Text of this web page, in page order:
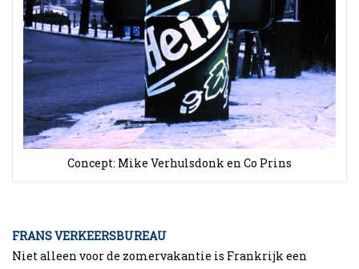
Concept: Mike Verhulsdonk en Co Prins
FRANS VERKEERSBUREAU
Niet alleen voor de zomervakantie is Frankrijk een